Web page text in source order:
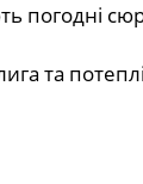
погодні
та